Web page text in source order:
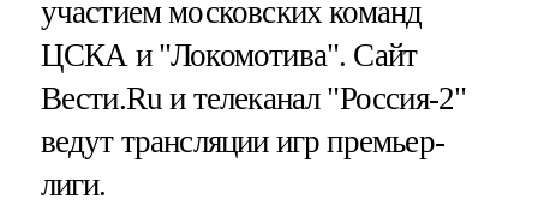
участием московских команд
ЦСКА и "Локомотива". Сайт
Вести.Ru и телеканал "Россия-2"
ведут трансляции игр премьер-
лиги.